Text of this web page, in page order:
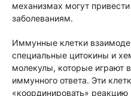
механизмах могут
заболеваниям.
Иммунные клетки
специальные цитокины и
молекулы, которые играют
иммунного ответа. Эти
«координировать»